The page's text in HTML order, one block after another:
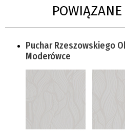
Puchar Rzeszowskiego
Moderówce